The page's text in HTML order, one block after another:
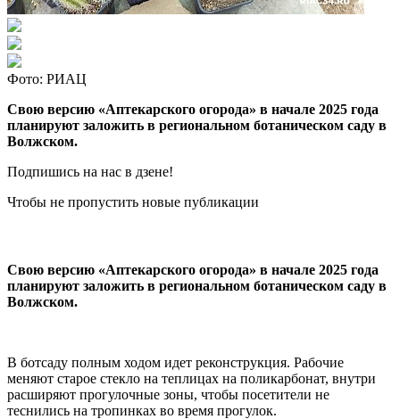
Фото: РИАЦ
Свою версию «Аптекарского огорода» в начале 2025 года
планируют заложить в региональном ботаническом саду в
Волжском.
Подпишись на нас в дзене!
Чтобы не пропустить новые публикации
Свою версию «Аптекарского огорода» в начале 2025 года
планируют заложить в региональном ботаническом саду в
Волжском.
В ботсаду полным ходом идет реконструкция. Рабочие
меняют старое стекло на теплицах на поликарбонат, внутри
расширяют прогулочные зоны, чтобы посетители не
теснились на тропинках во время прогулок.